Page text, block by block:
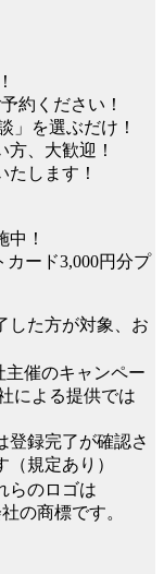
約ください！
」を選ぶだけ！
、大歓迎！
します！
！
カード3,000円分プ
した方が対象、お
催のキャンペー
による提供では
録完了が確認さ
規定あり）
らのロゴは
の商標です。